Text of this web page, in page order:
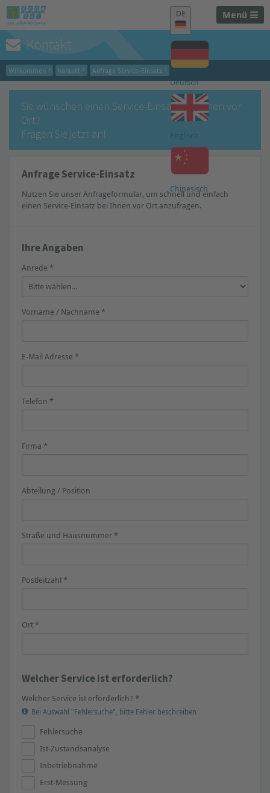
Menü
DE
Deutsch
Chinesisch
Kontakt
Willkommen Kontakt Anfrage Service-Einsatz
Sie wünschen einen Service-Einsatz bei Ihnen vor
Ort?
Fragen Sie jetzt an!
Anfrage Service-Einsatz
Nutzen Sie unser Anfrageformular, um schnell und einfach
einen Service-Einsatz bei Ihnen vor Ort anzufragen.
Ihre Angaben
Anrede *
Vorname / Nachname *
E-Mail Adresse *
Telefon *
Firma *
Abteilung / Position
Straße und Hausnummer *
Postleitzahl *
Ort *
Welcher Service ist erforderlich?
Welcher Service ist erforderlich? *
Bei Auswahl "Fehlersuche", bitte Fehler beschreiben
Fehlersuche
Ist-Zustandsanalyse
Inbetriebnahme
Erst-Messung